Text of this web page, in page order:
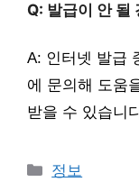
Q: 발급이 안 될
A: 인터넷 발급
에 문의해 도움
받을 수 있습니
카
정보